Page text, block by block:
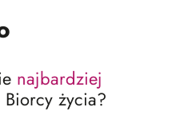
najbardziej
życia?